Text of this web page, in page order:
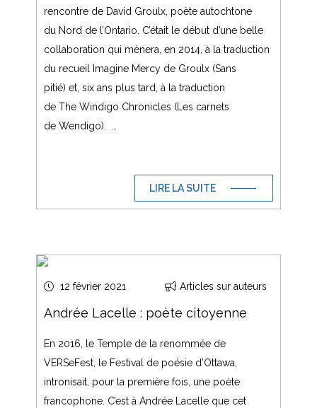
rencontre de David Groulx, poète autochtone
du Nord de l’Ontario. C’était le début d’une belle
collaboration qui mènera, en 2014, à la traduction
du recueil Imagine Mercy de Groulx (Sans
pitié) et, six ans plus tard, à la traduction
de The Windigo Chronicles (Les carnets
de Wendigo). …
LIRE LA SUITE
12 février 2021 Articles sur auteurs
Andrée Lacelle : poète citoyenne
En 2016, le Temple de la renommée de
VERSeFest, le Festival de poésie d’Ottawa,
intronisait, pour la première fois, une poète
francophone. C’est à Andrée Lacelle que cet